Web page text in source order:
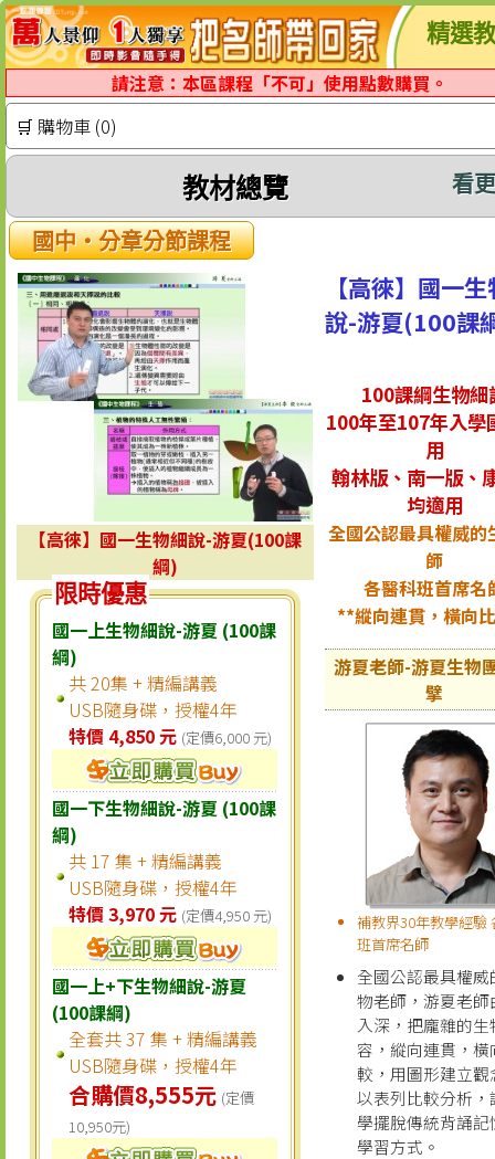
精選
請注意：本區課程「不可」使用點數購買。
🛒 購物車 (0)
教材總覽 看
國中‧分章分節課程
【高徠】國一生物細說-游夏(100課
綱)
限時優惠
國一上生物細說-游夏 (100課
綱)
共 20集 + 精編講義
USB隨身碟，授權4年
特價 4,850 元 (定價6,000 元)
國一下生物細說-游夏 (100課
綱)
共 17 集 + 精編講義
USB隨身碟，授權4年
特價 3,970 元 (定價4,950 元)
國一上+下生物細說-游夏
(100課綱)
全套共 37 集 + 精編講義
USB隨身碟，授權4年
合購價8,555元 (定價
10,950元)
【高徠】國一
說-游夏(100課
100課綱生物細
100年至107年入學
用
翰林版、南一版、
均適用
全國公認最具權威的
師
各醫科班首席名
**縱向連貫，橫向
游夏老師-游夏生物
擘
補教界30年教學經驗
班首席名師
全國公認最具權威
物老師，游夏老師
入深，把龐雜的生
容，縱向連貫，橫
較，用圖形建立觀
以表列比較分析，
學擺脫傳統背誦記
學習方式。